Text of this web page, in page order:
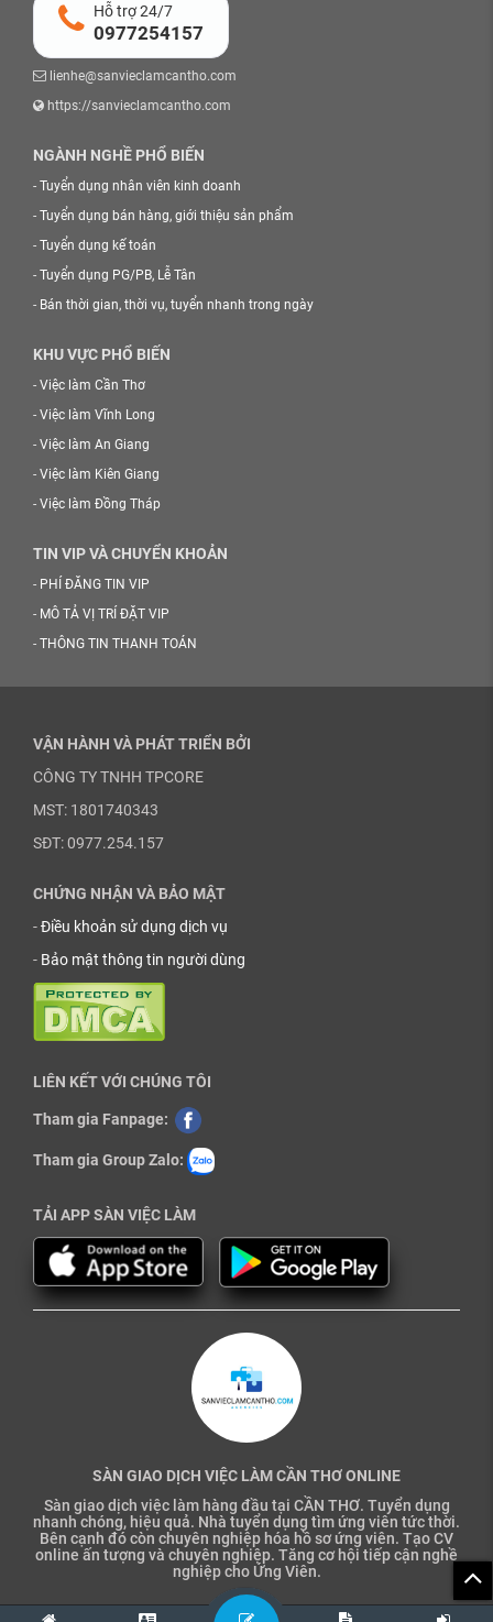
Hỗ trợ 24/7
0977254157
lienhe@sanvieclamcantho.com
https://sanvieclamcantho.com
NGÀNH NGHỀ PHỔ BIẾN
- Tuyển dụng nhân viên kinh doanh
- Tuyển dụng bán hàng, giới thiệu sản phẩm
- Tuyển dụng kế toán
- Tuyển dụng PG/PB, Lễ Tân
- Bán thời gian, thời vụ, tuyển nhanh trong ngày
KHU VỰC PHỔ BIẾN
- Việc làm Cần Thơ
- Việc làm Vĩnh Long
- Việc làm An Giang
- Việc làm Kiên Giang
- Việc làm Đồng Tháp
TIN VIP VÀ CHUYỂN KHOẢN
- PHÍ ĐĂNG TIN VIP
- MÔ TẢ VỊ TRÍ ĐẶT VIP
- THÔNG TIN THANH TOÁN
VẬN HÀNH VÀ PHÁT TRIỂN BỞI
CÔNG TY TNHH TPCORE
MST: 1801740343
SĐT: 0977.254.157
CHỨNG NHẬN VÀ BẢO MẬT
-Điều khoản sử dụng dịch vụ
- Bảo mật thông tin người dùng
LIÊN KẾT VỚI CHÚNG TÔI
Tham gia Fanpage:
Tham gia Group Zalo:
TẢI APP SÀN VIỆC LÀM
SÀN GIAO DỊCH VIỆC LÀM CẦN THƠ ONLINE
Sàn giao dịch việc làm hàng đầu tại CẦN THƠ. Tuyển dụng
nhanh chóng, hiệu quả. Nhà tuyển dụng tìm ứng viên tức thời.
Bên cạnh đó còn chuyên nghiệp hóa hồ sơ ứng viên. Tạo CV
online ấn tượng và chuyên nghiệp. Tăng cơ hội tiếp cận nghề
nghiệp cho Ứng Viên.